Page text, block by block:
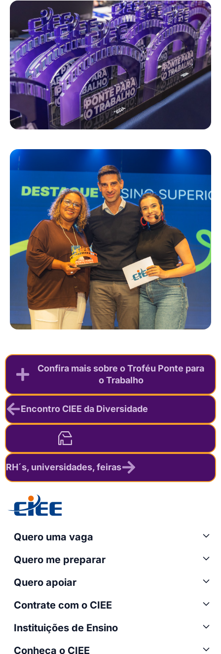
Confira mais sobre o Troféu Ponte para
o Trabalho
Encontro CIEE da Diversidade
RH´s, universidades, feiras
Quero uma vaga
Quero me preparar
Quero apoiar
Contrate com o CIEE
Instituições de Ensino
Conheça o CIEE